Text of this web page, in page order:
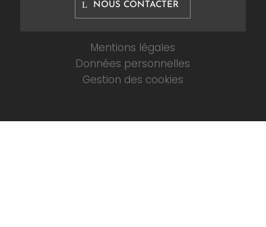
NOUS CONTACTER
Mentions légales
Données personnelles
Gestion des cookies